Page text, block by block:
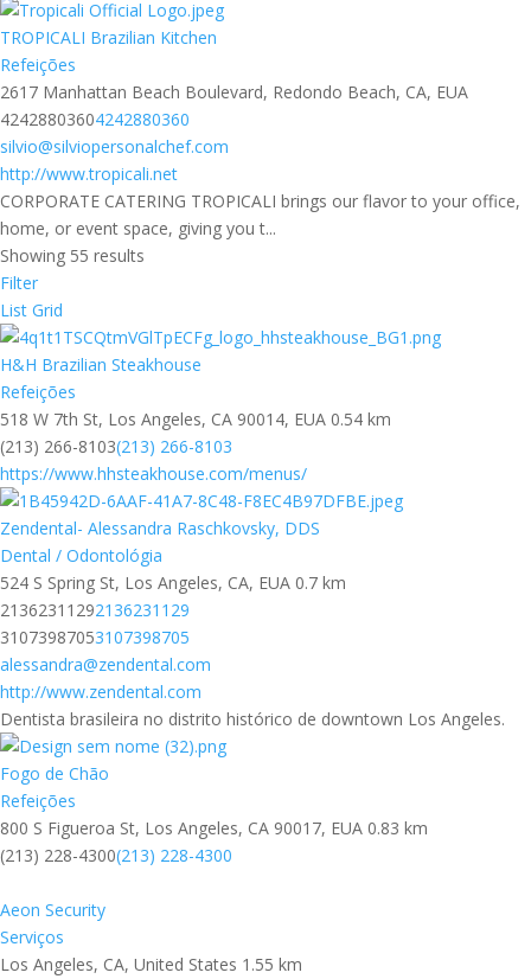
TROPICALI Brazilian Kitchen
Refeições
2617 Manhattan Beach Boulevard, Redondo Beach, CA, EUA
42428803604242880360
silvio@silviopersonalchef.com
http://www.tropicali.net
CORPORATE CATERING TROPICALI brings our flavor to your office,
home, or event space, giving you t...
Showing 55 results
Filter
List Grid
H&H Brazilian Steakhouse
Refeições
518 W 7th St, Los Angeles, CA 90014, EUA 0.54 km
(213) 266-8103(213) 266-8103
https://www.hhsteakhouse.com/menus/
Zendental- Alessandra Raschkovsky, DDS
Dental / Odontológia
524 S Spring St, Los Angeles, CA, EUA 0.7 km
21362311292136231129
31073987053107398705
alessandra@zendental.com
http://www.zendental.com
Dentista brasileira no distrito histórico de downtown Los Angeles.
Fogo de Chão
Refeições
800 S Figueroa St, Los Angeles, CA 90017, EUA 0.83 km
(213) 228-4300(213) 228-4300
Aeon Security
Serviços
Los Angeles, CA, United States 1.55 km